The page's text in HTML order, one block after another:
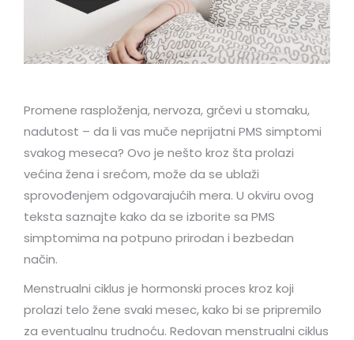
Promene rasploženja, nervoza, grčevi u stomaku,
nadutost – da li vas muče neprijatni PMS simptomi
svakog meseca? Ovo je nešto kroz šta prolazi
većina žena i srećom, može da se ublaži
sprovođenjem odgovarajućih mera. U okviru ovog
teksta saznajte kako da se izborite sa PMS
simptomima na potpuno prirodan i bezbedan
način.
Menstrualni ciklus je hormonski proces kroz koji
prolazi telo žene svaki mesec, kako bi se pripremilo
za eventualnu trudnoću. Redovan menstrualni ciklus